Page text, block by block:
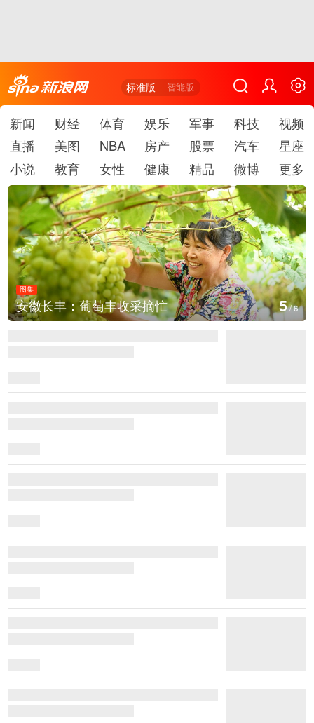
标准版 智能版
新闻 财经 体育 娱乐 军事 科技
视频
直播
美图 NBA 房产 股票 汽车
星座
小说
教育 女性 健康 精品 微博 更多
图集
湖北房县：路畅景美 6/6